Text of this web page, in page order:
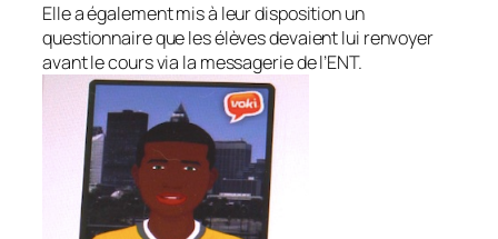
Elle a également mis à leur disposition un
questionnaire que les élèves devaient lui renvoyer
avant le cours via la messagerie de l’ENT.